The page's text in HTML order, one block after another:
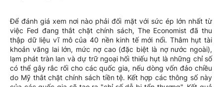
Để đánh giá xem nơi nào phải đối mặt với sức ép lớn nhất từ
việc Fed đang thắt chặt chính sách, The Economist đã thu
thập dữ liệu vĩ mô của 40 nền kinh tế mới nổi. Thâm hụt tài
khoản vãng lai lớn, mức nợ cao (đặc biệt là nợ nước ngoài),
lạm phát tràn lan và dự trữ ngoại hối thiếu hụt là những chỉ số
có thể gây rắc rối cho các quốc gia, nếu dòng vốn đảo chiều
do Mỹ thắt chặt chính sách tiền tệ. Kết hợp các thông số này